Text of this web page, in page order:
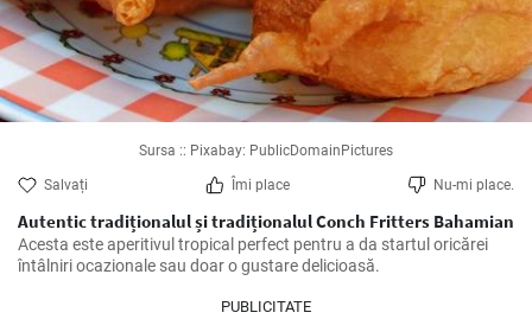
Sursa :: Pixabay: PublicDomainPictures
Salvați Îmi place Nu-mi place.
Autentic tradiționalul și tradiționalul Conch Fritters Bahamian
Acesta este aperitivul tropical perfect pentru a da startul oricărei
întâlniri ocazionale sau doar o gustare delicioasă.
PUBLICITATE